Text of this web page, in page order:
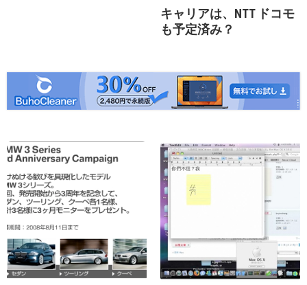
キャリアは、NTT ドコモ
も予定済み？